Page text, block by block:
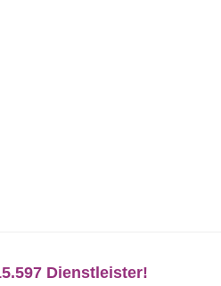
Dienstleister!